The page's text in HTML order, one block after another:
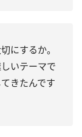
にするか。
いテーマで
きたんです